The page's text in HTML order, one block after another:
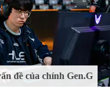
đề của chính Gen.G